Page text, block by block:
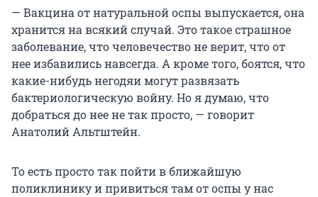
— Вакцина от натуральной оспы выпускается, она
хранится на всякий случай. Это такое страшное
заболевание, что человечество не верит, что от
нее избавились навсегда. А кроме того, боятся, что
какие-нибудь негодяи могут развязать
бактериологическую войну. Но я думаю, что
добраться до нее не так просто, — говорит
Анатолий Альтштейн.
То есть просто так пойти в ближайшую
поликлинику и привиться там от оспы у нас